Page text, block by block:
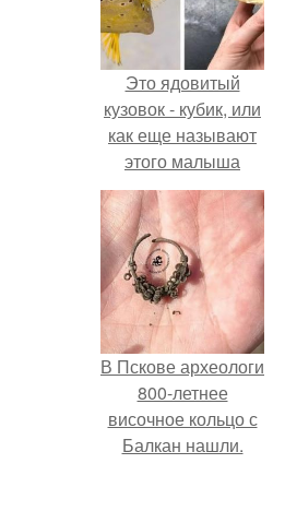
Это ядовитый
кузовок - кубик, или
как еще называют
этого малыша
"Рыба - Коробка".
В Пскове археологи
800-летнее
височное кольцо с
Балкан нашли.